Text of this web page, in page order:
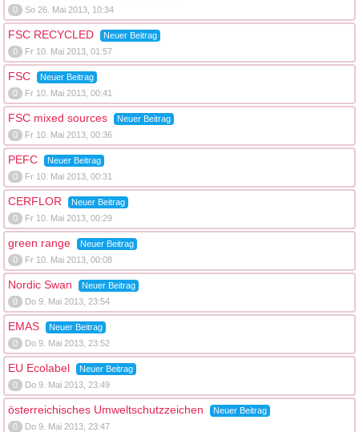
0
So 26. Mai 2013, 10:34
FSC RECYCLED
Neuer Beitrag
0
Fr 10. Mai 2013, 01:57
FSC
Neuer Beitrag
0
Fr 10. Mai 2013, 00:41
FSC mixed sources
Neuer Beitrag
0
Fr 10. Mai 2013, 00:36
PEFC
Neuer Beitrag
0
Fr 10. Mai 2013, 00:31
CERFLOR
Neuer Beitrag
0
Fr 10. Mai 2013, 00:29
green range
Neuer Beitrag
0
Fr 10. Mai 2013, 00:08
Nordic Swan
Neuer Beitrag
0
Do 9. Mai 2013, 23:54
EMAS
Neuer Beitrag
0
Do 9. Mai 2013, 23:52
EU Ecolabel
Neuer Beitrag
0
Do 9. Mai 2013, 23:49
österreichisches Umweltschutzzeichen
Neuer Beitrag
0
Do 9. Mai 2013, 23:47